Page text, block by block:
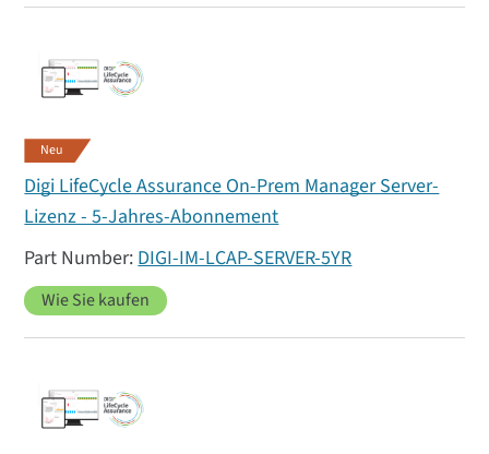
Neu
Digi LifeCycle Assurance On-Prem Manager Server-
Lizenz - 5-Jahres-Abonnement
DIGI-IM-LCAP-SERVER-5YR
Wie Sie kaufen